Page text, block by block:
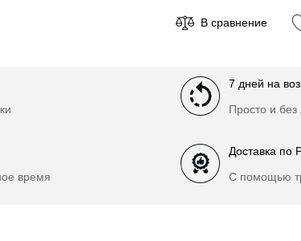
В сравнение
7 дней на
Просто и
время
Доставка по
С помощью